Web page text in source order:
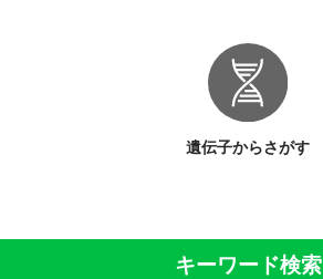
遺伝子からさがす
キーワード検索